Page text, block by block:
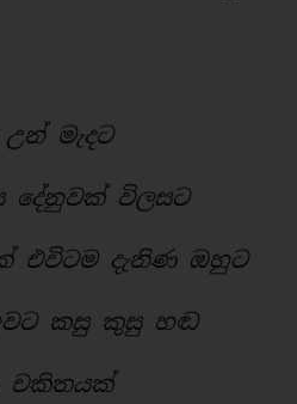
මැදට
දේනුවක් විලසට
එවිටම දැනිණ ඔහුට
කසු කුසු හඬ
චකිතයක්